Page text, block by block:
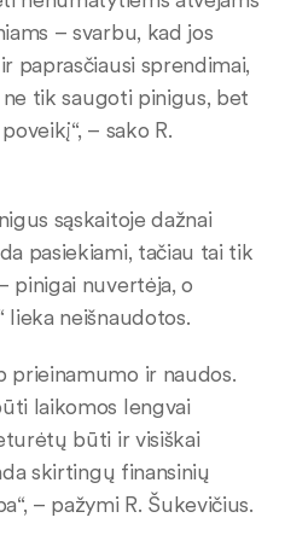
– svarbu, kad jos
paprasčiausi sprendimai,
tik saugoti pinigus, bet
– sako R.
sąskaitoje dažnai
pasiekiami, tačiau tai tik
pinigai nuvertėja, o
lieka neišnaudotos.
prieinamumo ir naudos.
laikomos lengvai
būti ir visiškai
skirtingų finansinių
– pažymi R. Šukevičius.